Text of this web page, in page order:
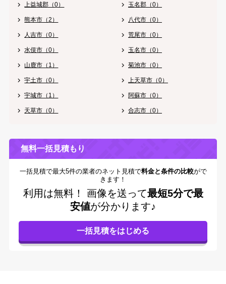
上益城郡（0） 玉名郡（0）
熊本市（2） 八代市（0）
人吉市（0） 荒尾市（0）
水俣市（0） 玉名市（0）
山鹿市（1） 菊池市（0）
宇土市（0） 上天草市（0）
宇城市（1） 阿蘇市（0）
天草市（0） 合志市（0）
無料一括見積もり
一括見積で最大5件の業者のネット見積で料金と条件の比較がで
きます！
利用は無料！ 画像を送って最短5分で最
安値が分かります♪